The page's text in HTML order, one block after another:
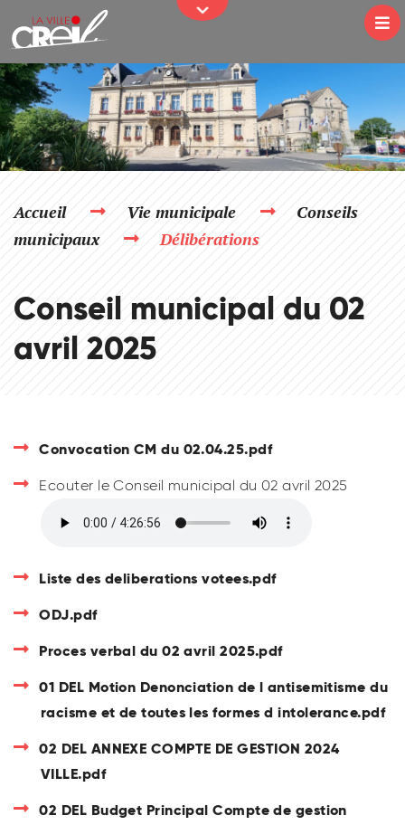
Passer au contenu JE PARTICIPE
Accueil Vie municipale
Conseils
municipaux
Délibérations
Conseil municipal du 02
avril 2025
Convocation CM du 02.04.25.pdf
Ecouter le Conseil municipal du 02 avril 2025
Liste des deliberations votees.pdf
ODJ.pdf
Proces verbal du 02 avril 2025.pdf
01 DEL Motion Denonciation de l antisemitisme du
racisme et de toutes les formes d intolerance.pdf
02 DEL ANNEXE COMPTE DE GESTION 2024
VILLE.pdf
02 DEL Budget Principal Compte de gestion